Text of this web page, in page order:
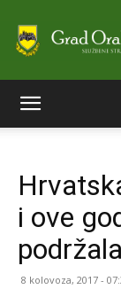
i ove
8 kolovoza, 2017 -